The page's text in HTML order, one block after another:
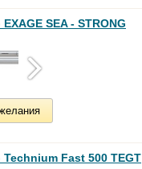
SEA - STRONG
Fast 500 TEGT